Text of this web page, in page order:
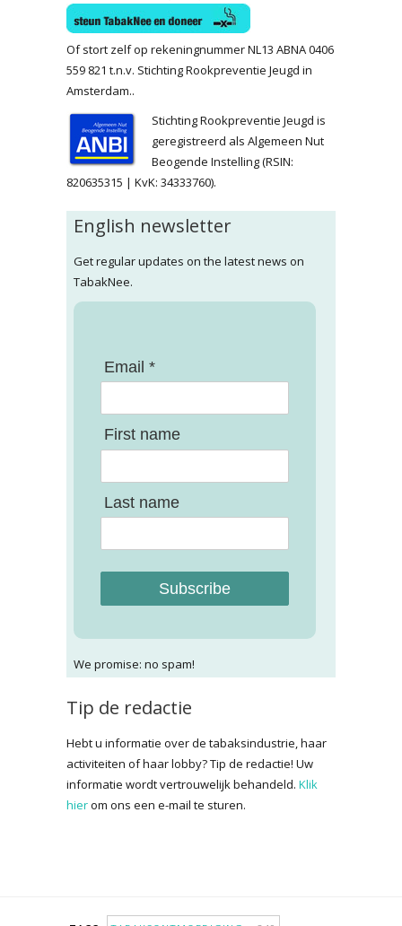
Of stort zelf op rekeningnummer NL13 ABNA 0406
559 821 t.n.v. Stichting Rookpreventie Jeugd in
Amsterdam..
Stichting Rookpreventie Jeugd is
geregistreerd als Algemeen Nut
Beogende Instelling (RSIN:
820635315 | KvK: 34333760).
English newsletter
Get regular updates on the latest news on
TabakNee.
Email *
First name
Last name
Subscribe
We promise: no spam!
Tip de redactie
Hebt u informatie over de tabaksindustrie, haar
activiteiten of haar lobby? Tip de redactie! Uw
informatie wordt vertrouwelijk behandeld. Klik
hierom ons een e-mail te sturen.